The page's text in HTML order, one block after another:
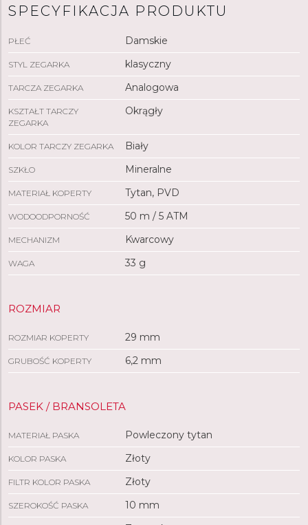
SPECYFIKACJA PRODUKTU
PŁEĆ Damskie
STYL ZEGARKA klasyczny
TARCZA ZEGARKA Analogowa
KSZTAŁT TARCZY
ZEGARKA
Okrągły
KOLOR TARCZY ZEGARKA Biały
SZKŁO Mineralne
MATERIAŁ KOPERTY Tytan, PVD
WODOODPORNOŚĆ 50 m / 5 ATM
MECHANIZM Kwarcowy
WAGA 33 g
ROZMIAR
ROZMIAR KOPERTY 29 mm
GRUBOŚĆ KOPERTY 6,2 mm
PASEK / BRANSOLETA
MATERIAŁ PASKA Powleczony tytan
KOLOR PASKA Złoty
FILTR KOLOR PASKA Złoty
SZEROKOŚĆ PASKA 10 mm